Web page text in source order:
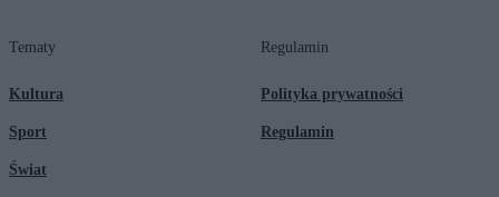
Tematy
Kultura
Sport
Świat
Regulamin
Polityka prywatności
Regulamin